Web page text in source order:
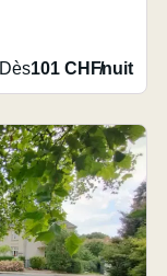
Dès101 CHF/nuit